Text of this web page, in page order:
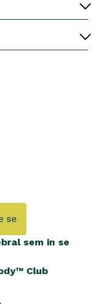
se
sem in se
Club